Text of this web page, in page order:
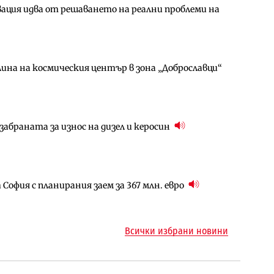
идва от решаването на реални проблеми на
на космическия център в зона „Доброславци“
за износ на дизел и керосин
с планирания заем за 367 млн. евро
още няколко седмици, ако сушата продължи
придобиване на Euroapi Italy
план за магистралата Русе – Велико
надзора на двете метростанции в „Люлин“
и същите обезщетения: НС прие социалния
оценки на имотите може да бъдат
продължава да се охлажда (Графика)
езеро става част от бъдещата магистрала
Всички избрани новини